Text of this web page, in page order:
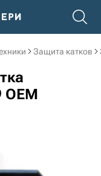
Защита катков